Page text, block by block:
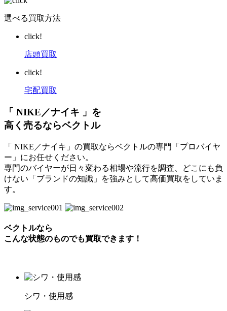
選べる買取方法
click!
店頭買取
click!
宅配買取
「 NIKE／ナイキ 」を
高く売るならベクトル
「 NIKE／ナイキ」の買取ならベクトルの専門「プロバイヤ
ー」にお任せください。
専門のバイヤーが日々変わる相場や流行を調査、どこにも負
けない「ブランドの知識」を強みとして高価買取をしていま
す。
ベクトルなら
こんな状態のものでも買取できます！
シワ・使用感